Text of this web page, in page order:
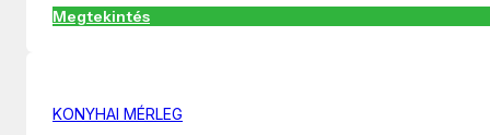
Megtekintés
KONYHAI MÉRLEG